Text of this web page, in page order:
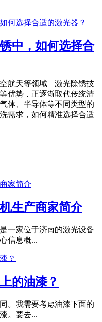
中，如何选择合
航天等领域，激光除锈技
优势，正逐渐取代传统清
体、半导体等不同类型的
需求，如何精准选择合适
生产商家简介
一家位于济南的激光设备
信息概...
的油漆？
。我需要考虑油漆下面的
。要去...